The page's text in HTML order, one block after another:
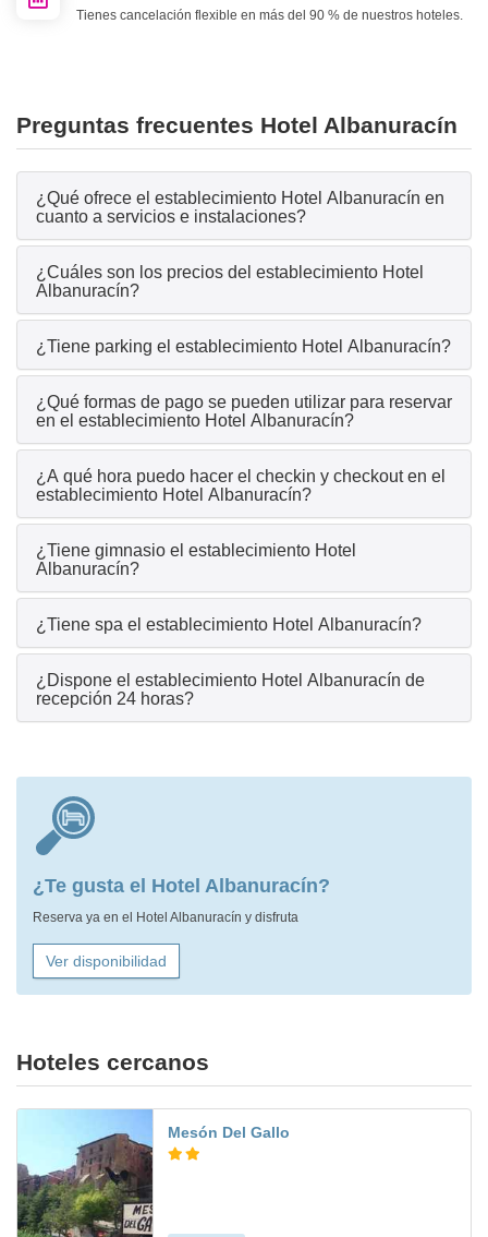
Tienes cancelación flexible en más del 90 % de nuestros hoteles.
Preguntas frecuentes Hotel Albanuracín
¿Qué ofrece el establecimiento Hotel Albanuracín en
cuanto a servicios e instalaciones?
¿Cuáles son los precios del establecimiento Hotel
Albanuracín?
¿Tiene parking el establecimiento Hotel Albanuracín?
¿Qué formas de pago se pueden utilizar para reservar
en el establecimiento Hotel Albanuracín?
¿A qué hora puedo hacer el checkin y checkout en el
establecimiento Hotel Albanuracín?
¿Tiene gimnasio el establecimiento Hotel
Albanuracín?
¿Tiene spa el establecimiento Hotel Albanuracín?
¿Dispone el establecimiento Hotel Albanuracín de
recepción 24 horas?
¿Te gusta el Hotel Albanuracín?
Reserva ya en el Hotel Albanuracín y disfruta
Ver disponibilidad
Hoteles cercanos
Mesón Del Gallo